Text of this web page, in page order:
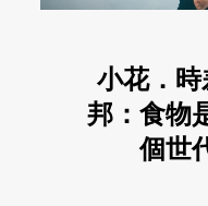
小花．
邦：食物
個世